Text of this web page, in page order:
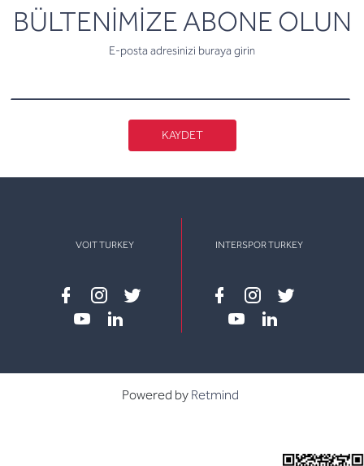
BÜLTENİMİZE ABONE OLUN
E-posta adresinizi buraya girin
newsletter
KAYDET
VOIT TURKEY
Facebook
instagram
twitter
INTERSPOR TURKEY
Facebook
instagram
twitter
Powered by Retmind